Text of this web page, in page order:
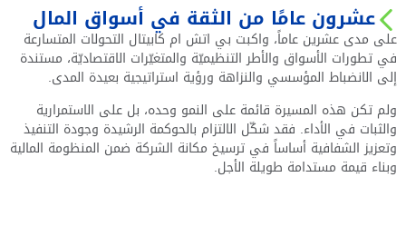
عشرون عامًا من الثقة في أسواق المال
على مدى عشرين عاماً، واكبت بي اتش ام كابيتال التحولات المتسارعة
في تطورات الأسواق والأطر التنظيميّة والمتغيّرات الاقتصاديّة، مستندة
إلى الانضباط المؤسسي والنزاهة ورؤية استراتيجية بعيدة المدى.
ولم تكن هذه المسيرة قائمة على النمو وحده، بل على الاستمرارية
والثبات في الأداء. فقد شكّل الالتزام بالحوكمة الرشيدة وجودة التنفيذ
وتعزيز الشفافية أساساً في ترسيخ مكانة الشركة ضمن المنظومة المالية
وبناء قيمة مستدامة طويلة الأجل.